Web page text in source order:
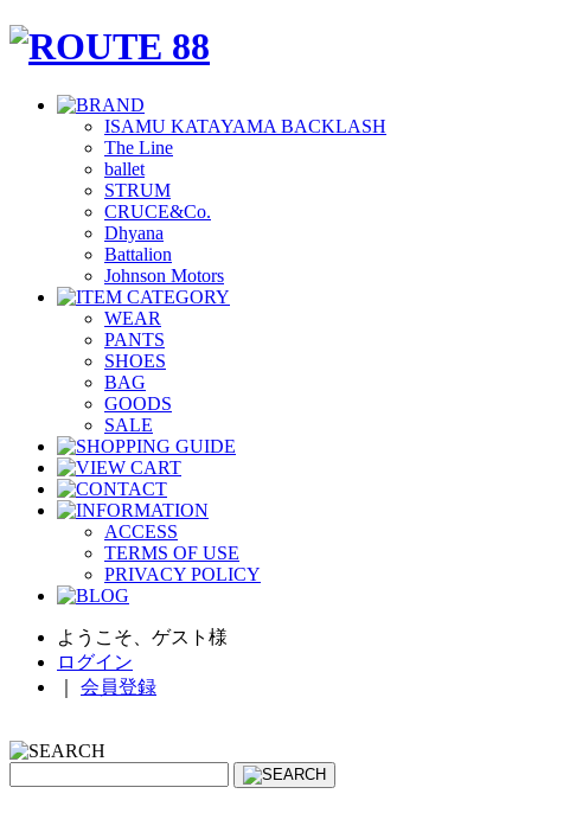
ISAMU KATAYAMA BACKLASH
The Line
ballet
STRUM
CRUCE&Co.
Dhyana
Battalion
Johnson Motors
WEAR
PANTS
SHOES
BAG
GOODS
SALE
ACCESS
TERMS OF USE
PRIVACY POLICY
ようこそ、ゲスト様
ログイン
会員登録